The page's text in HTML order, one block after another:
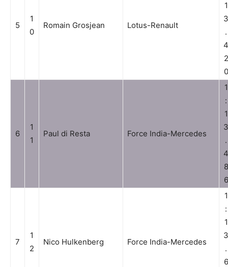
5
1
0
Romain Grosjean Lotus-Renault
1
3
.
4
2
0
6
1
1
Paul di Resta Force India-Mercedes
1
:
1
3
.
4
8
6
7
1
2
Nico Hulkenberg Force India-Mercedes
1
:
1
3
.
6